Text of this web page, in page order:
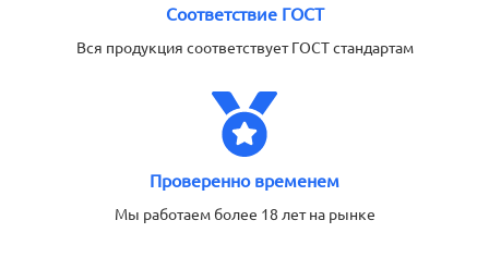
Соответствие ГОСТ
Вся продукция соответствует ГОСТ стандартам
Проверенно временем
Мы работаем более 18 лет на рынке